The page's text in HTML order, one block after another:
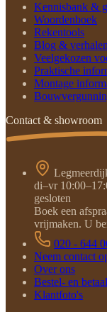
Kennisbank &
Woordenboek
Rekentools
Blog & verhalen
Veelgekozen
Praktische
Montage
Contact & showroom
di–vr
gesloten
Boek een
vrijmaken. U
020 - 644
Neem contact
Over ons
Bestel- en
Klantfoto's